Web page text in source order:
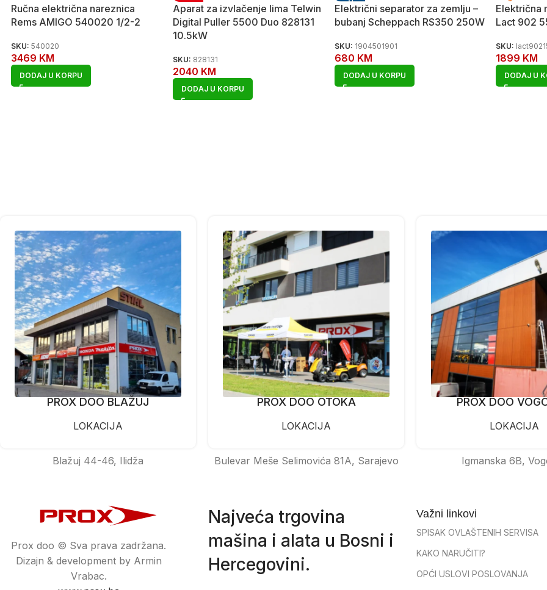
Ručna električna nareznica
Rems AMIGO 540020 1/2-2
SKU: 540020
3469 KM
DODAJ U KORPU
Aparat za izvlačenje lima Telwin
Digital Puller 5500 Duo 828131
10.5kW
SKU: 828131
2040 KM
DODAJ U KORPU
Električni separator za zemlju –
bubanj Scheppach RS350 250W
SKU: 1904501901
680 KM
DODAJ U KORPU
Električna
Lact 902
SKU:
1899 KM
DODAJ U
PROX DOO BLAŽUJ
LOKACIJA
Blažuj 44-46, Ilidža
PROX DOO OTOKA
LOKACIJA
Bulevar Meše Selimovića 81A, Sarajevo
PROX DOO
LOKACIJA
Igmanska 6B,
Prox doo © Sva prava zadržana.
Dizajn & development by Armin
Vrabac.
Najveća trgovina
mašina i alata u Bosni i
Hercegovini.
Važni linkovi
SPISAK OVLAŠTENIH SERVISA
KAKO NARUČITI?
OPĆI USLOVI POSLOVANJA